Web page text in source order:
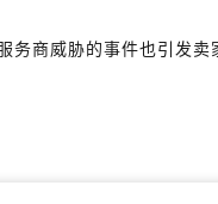
务商威胁的事件也引发卖